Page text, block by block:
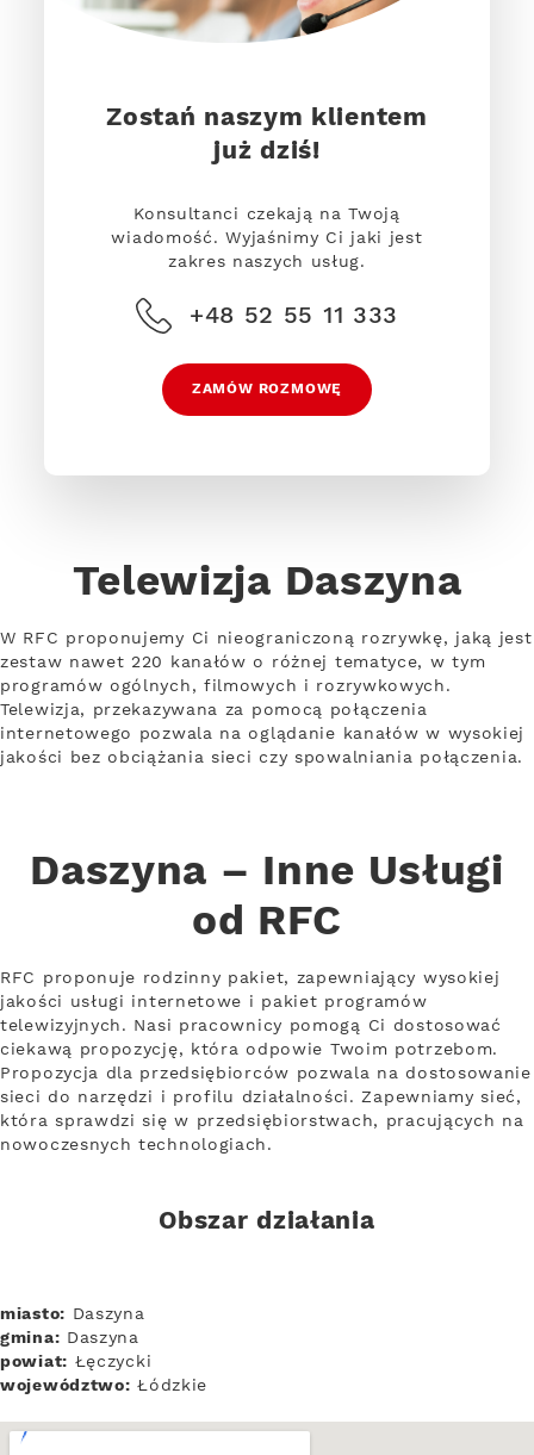
Zostań naszym klientem
już dziś!
Konsultanci czekają na Twoją
wiadomość. Wyjaśnimy Ci jaki jest
zakres naszych usług.
+48 52 55 11 333
ZAMÓW ROZMOWĘ
Telewizja Daszyna
W RFC proponujemy Ci nieograniczoną rozrywkę, jaką jest
zestaw nawet 220 kanałów o różnej tematyce, w tym
programów ogólnych, filmowych i rozrywkowych.
Telewizja, przekazywana za pomocą połączenia
internetowego pozwala na oglądanie kanałów w wysokiej
jakości bez obciążania sieci czy spowalniania połączenia.
Daszyna – Inne Usługi
od RFC
RFC proponuje rodzinny pakiet, zapewniający wysokiej
jakości usługi internetowe i pakiet programów
telewizyjnych. Nasi pracownicy pomogą Ci dostosować
ciekawą propozycję, która odpowie Twoim potrzebom.
Propozycja dla przedsiębiorców pozwala na dostosowanie
sieci do narzędzi i profilu działalności. Zapewniamy sieć,
która sprawdzi się w przedsiębiorstwach, pracujących na
nowoczesnych technologiach.
Obszar działania
miasto: Daszyna
gmina: Daszyna
powiat: Łęczycki
województwo: Łódzkie